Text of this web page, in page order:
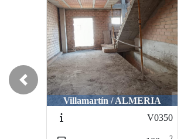
Villamartín / ALMERIA
V0350
Previous